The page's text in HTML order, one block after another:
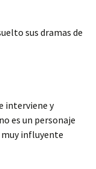
sus dramas de
interviene y
es un personaje
influyente